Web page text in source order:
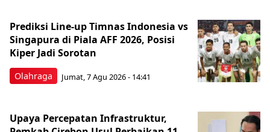
Olahraga
Prediksi Line-up Timnas Indonesia vs
Singapura di Piala AFF 2026, Posisi
Kiper Jadi Sorotan
Jumat, 7 Agu 2026 - 14:41
Upaya Percepatan Infrastruktur,